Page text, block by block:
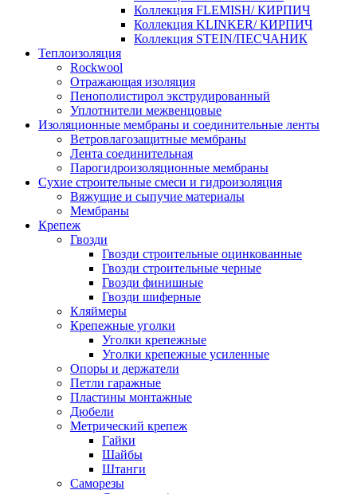
Коллекция FLEMISH/ КИРПИЧ
Коллекция KLINKER/ КИРПИЧ
Коллекция STEIN/ПЕСЧАНИК
Теплоизоляция
Rockwool
Отражающая изоляция
Пенополистирол экструдированный
Уплотнители межвенцовые
Изоляционные мембраны и соединительные ленты
Ветровлагозащитные мембраны
Лента соединительная
Парогидроизоляционные мембраны
Сухие строительные смеси и гидроизоляция
Вяжущие и сыпучие материалы
Мембраны
Крепеж
Гвозди
Гвозди строительные оцинкованные
Гвозди строительные черные
Гвозди финишные
Гвозди шиферные
Кляймеры
Крепежные уголки
Уголки крепежные
Уголки крепежные усиленные
Опоры и держатели
Петли гаражные
Пластины монтажные
Дюбели
Метрический крепеж
Гайки
Шайбы
Штанги
Саморезы